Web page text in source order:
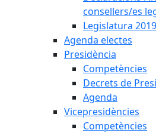
consellers/es
Legislatura
Agenda electes
Presidència
Competències
Decrets de
Agenda
Vicepresidències
Competències